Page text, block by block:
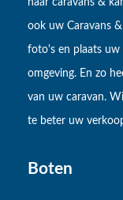
ook uw Caravans
foto's en plaats uw
omgeving. En zo
van uw caravan.
te beter uw
Boten